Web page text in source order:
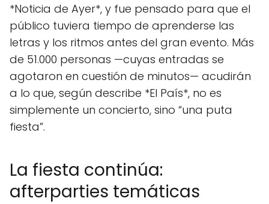
*Noticia de Ayer*, y fue pensado para que el
público tuviera tiempo de aprenderse las
letras y los ritmos antes del gran evento. Más
de 51.000 personas —cuyas entradas se
agotaron en cuestión de minutos— acudirán
a lo que, según describe *El País*, no es
simplemente un concierto, sino “una puta
fiesta”.
La fiesta continúa:
afterparties temáticas